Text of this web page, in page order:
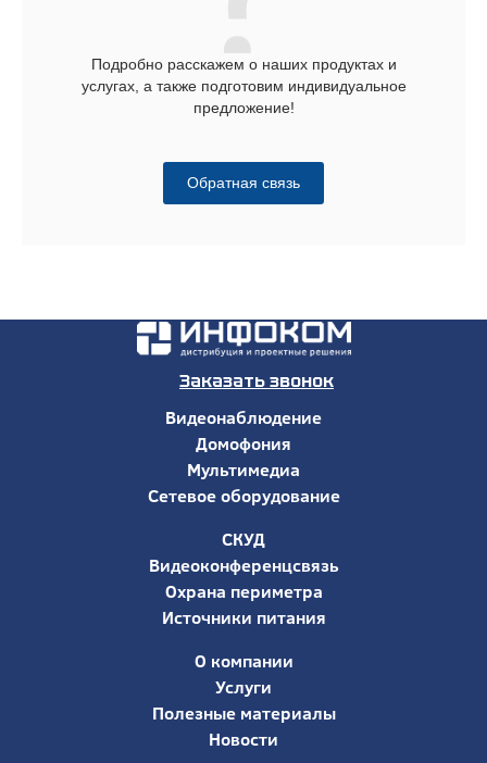
Подробно расскажем о наших продуктах и
услугах, а также подготовим индивидуальное
предложение!
Обратная связь
Заказать звонок
Видеонаблюдение
Домофония
Мультимедиа
Сетевое оборудование
СКУД
Видеоконференцсвязь
Охрана периметра
Источники питания
О компании
Услуги
Полезные материалы
Новости